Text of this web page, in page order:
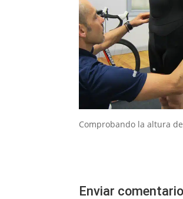
Comprobando la altura
Enviar comentario